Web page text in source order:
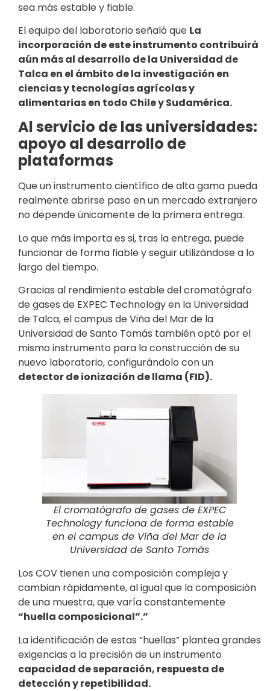
sea más estable y fiable.
El equipo del laboratorio señaló que La
incorporación de este instrumento contribuirá
aún más al desarrollo de la Universidad de
Talca en el ámbito de la investigación en
ciencias y tecnologías agrícolas y
alimentarias en todo Chile y Sudamérica.
Al servicio de las universidades:
apoyo al desarrollo de
plataformas
Que un instrumento científico de alta gama pueda
realmente abrirse paso en un mercado extranjero
no depende únicamente de la primera entrega.
Lo que más importa es si, tras la entrega, puede
funcionar de forma fiable y seguir utilizándose a lo
largo del tiempo.
Gracias al rendimiento estable del cromatógrafo
de gases de EXPEC Technology en la Universidad
de Talca, el campus de Viña del Mar de la
Universidad de Santo Tomás también optó por el
mismo instrumento para la construcción de su
nuevo laboratorio, configurándolo con un
detector de ionización de llama (FID).
El cromatógrafo de gases de EXPEC
Technology funciona de forma estable
en el campus de Viña del Mar de la
Universidad de Santo Tomás
Los COV tienen una composición compleja y
cambian rápidamente, al igual que la composición
de una muestra, que varía constantemente
“huella composicional”.”
La identificación de estas “huellas” plantea grandes
exigencias a la precisión de un instrumento
capacidad de separación, respuesta de
detección y repetibilidad.